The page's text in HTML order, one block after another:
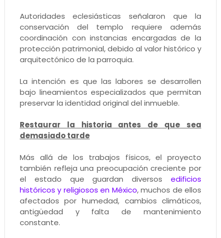
Autoridades eclesiásticas señalaron que la
conservación del templo requiere además
coordinación con instancias encargadas de la
protección patrimonial, debido al valor histórico y
arquitectónico de la parroquia.
La intención es que las labores se desarrollen
bajo lineamientos especializados que permitan
preservar la identidad original del inmueble.
Restaurar la historia antes de que sea
demasiado tarde
Más allá de los trabajos físicos, el proyecto
también refleja una preocupación creciente por
el estado que guardan diversosedificios
históricos y religiosos en México, muchos de ellos
afectados por humedad, cambios climáticos,
antigüedad y falta de mantenimiento
constante.